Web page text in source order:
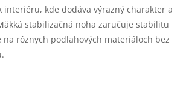
interiéru, kde dodáva výrazný charakter a
stabilizačná noha zaručuje stabilitu
rôznych podlahových materiáloch bez